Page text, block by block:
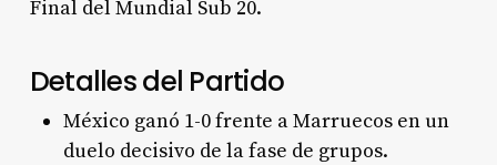
Final del Mundial Sub 20.
Detalles del Partido
México ganó 1-0 frente a Marruecos en un
duelo decisivo de la fase de grupos.